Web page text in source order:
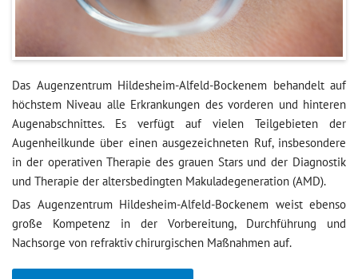
Das Augenzentrum Hildesheim-Alfeld-Bockenem behandelt auf
höchstem Niveau alle Erkrankungen des vorderen und hinteren
Augenabschnittes. Es verfügt auf vielen Teilgebieten der
Augenheilkunde über einen ausgezeichneten Ruf, insbesondere
in der operativen Therapie des grauen Stars und der Diagnostik
und Therapie der altersbedingten Makuladegeneration (AMD).
Das Augenzentrum Hildesheim-Alfeld-Bockenem weist ebenso
große Kompetenz in der Vorbereitung, Durchführung und
Nachsorge von refraktiv chirurgischen Maßnahmen auf.